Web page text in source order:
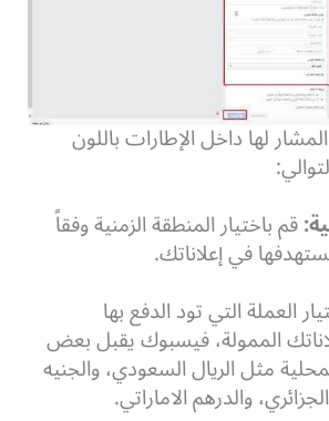
لها داخل الإطارات باللون
قم باختيار المنطقة الزمنية وفقاً
في إعلاناتك.
العملة التي تود الدفع بها
الممولة، فيسبوك يقبل بعض
مثل الريال السعودي، والجنيه
والدرهم الاماراتي.